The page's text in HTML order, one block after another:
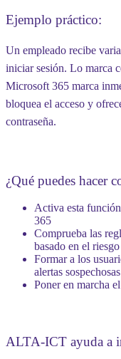
Ejemplo práctico:
Un empleado recibe
iniciar sesión. Lo marca
Microsoft 365 marca
bloquea el acceso y
contraseña.
¿Qué puedes hacer
Activa esta función
365
Comprueba las
basado en el riesgo
Formar a los
alertas sospechosas
Poner en marcha
ALTA-ICT ayuda a